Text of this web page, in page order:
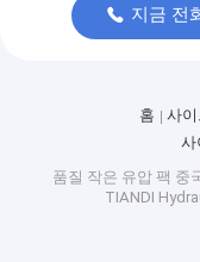
지금 전
홈 사이
사
품질 작은 유압 팩 중
TIANDI